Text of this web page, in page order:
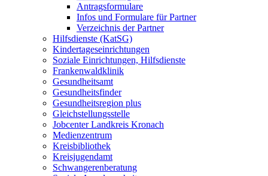
Antragsformulare
Infos und Formulare für Partner
Verzeichnis der Partner
Hilfsdienste (KatSG)
Kindertageseinrichtungen
Soziale Einrichtungen, Hilfsdienste
Frankenwaldklinik
Gesundheitsamt
Gesundheitsfinder
Gesundheitsregion plus
Gleichstellungsstelle
Jobcenter Landkreis Kronach
Medienzentrum
Kreisbibliothek
Kreisjugendamt
Schwangerenberatung